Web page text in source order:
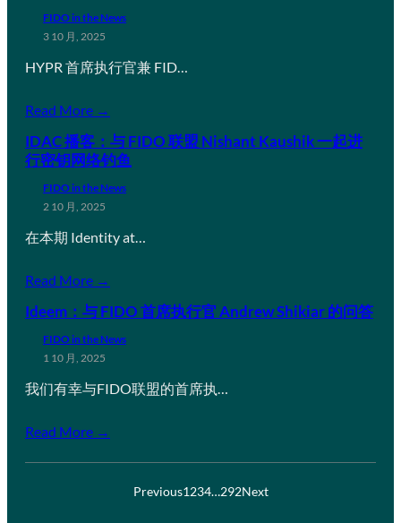
FIDO in the News
3 10 月, 2025
HYPR 首席执行官兼 FID…
Read More →
IDAC 播客：与 FIDO 联盟 Nishant Kaushik 一起进
行密钥网络钓鱼
FIDO in the News
2 10 月, 2025
在本期 Identity at…
Read More →
Ideem：与 FIDO 首席执行官 Andrew Shikiar 的问答
FIDO in the News
1 10 月, 2025
我们有幸与FIDO联盟的首席执…
Read More →
Previous1234…292Next